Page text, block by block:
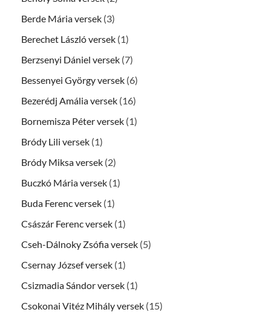
Berde Mária versek (3)
Berechet László versek (1)
Berzsenyi Dániel versek (7)
Bessenyei György versek (6)
Bezerédj Amália versek (16)
Bornemisza Péter versek (1)
Bródy Lili versek (1)
Bródy Miksa versek (2)
Buczkó Mária versek (1)
Buda Ferenc versek (1)
Császár Ferenc versek (1)
Cseh-Dálnoky Zsófia versek (5)
Csernay József versek (1)
Csizmadia Sándor versek (1)
Csokonai Vitéz Mihály versek (15)